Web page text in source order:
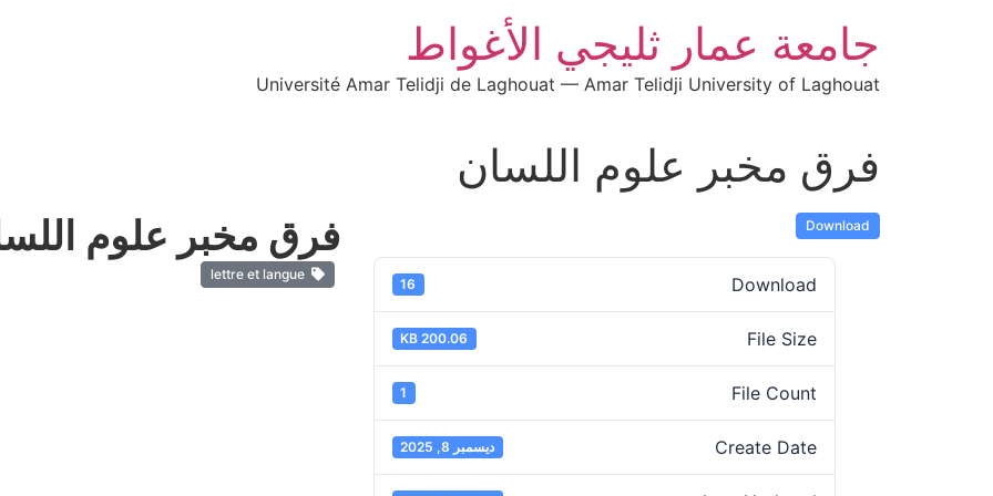
جامعة عمار ثليجي الأغواط
Université Amar Telidji de Laghouat — Amar Telidji University of Laghouat
فرق مخبر علوم اللسان
Download
Download
16
File Size
200.06 KB
File Count
1
Create Date ديسمبر 8, 2025
فرق مخبر علوم
lettre et langue